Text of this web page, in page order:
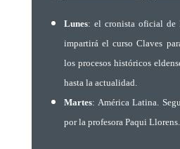
Lunes: el cronista oficial de
impartirá el curso Claves
los procesos históricos
hasta la actualidad.
Martes: América Latina.
por la profesora Paqui Llorens.